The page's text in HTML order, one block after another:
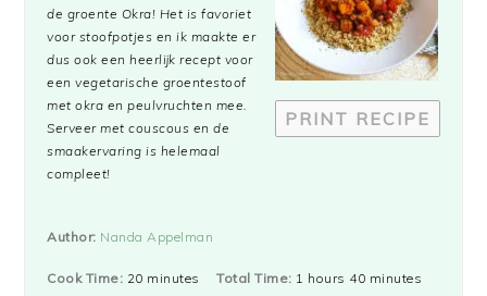
PRINT RECIPE
de groente Okra! Het is favoriet
voor stoofpotjes en ik maakte er
dus ook een heerlijk recept voor
een vegetarische groentestoof
met okra en peulvruchten mee.
Serveer met couscous en de
smaakervaring is helemaal
compleet!
Author: Nanda Appelman
Cook Time: 20 minutes Total Time: 1 hours 40 minutes